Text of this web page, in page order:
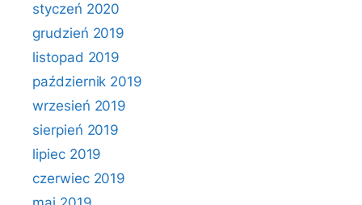
styczeń 2020
grudzień 2019
listopad 2019
październik 2019
wrzesień 2019
sierpień 2019
lipiec 2019
czerwiec 2019